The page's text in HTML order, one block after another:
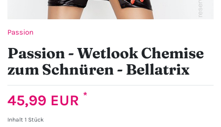
Passion
Passion - Wetlook Chemise
zum Schnüren - Bellatrix
45,99 EUR *
Inhalt 1 Stück